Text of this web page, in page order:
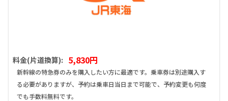
料金(片道換算): 5,830円
新幹線の特急券のみを購入したい方に最適です。乗車券は別途購入す
る必要がありますが、予約は乗車日当日まで可能で、予約変更も何度
でも手数料無料です。